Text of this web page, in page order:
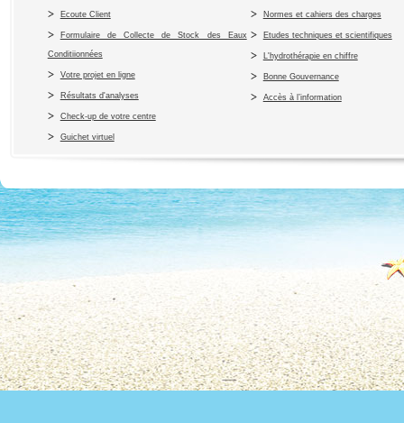
Ecoute Client
Formulaire de Collecte de Stock des Eaux
Conditiionnées
Votre projet en ligne
Résultats d'analyses
Check-up de votre centre
Guichet virtuel
Normes et cahiers des charges
Etudes techniques et scientifiques
L'hydrothérapie en chiffre
Bonne Gouvernance
Accès à l’information